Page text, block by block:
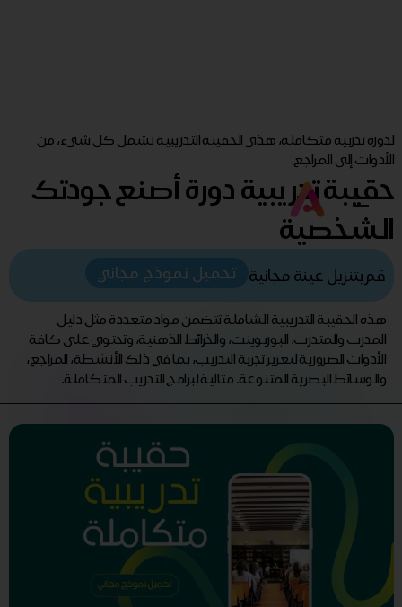
لدورة تدربية متكاملة، هذي الحقيبة التدريبية تشمل كل شيء، من
الأدوات إلى المراجع.
حقيبة تدريبية دورة أصنع جودتك
الشخصية
قم بتنزيل عينة مجانية تحميل نموذج مجاني
هذه الحقيبة التدريبية الشاملة تتضمن مواد متعددة مثل دليل
المدرب والمتدرب، البوربوينت، والخرائط الذهنية، وتحتوي على كافة
الأدوات الضرورية لتعزيز تجربة التدريب، بما في ذلك الأنشطة، المراجع،
والوسائط البصرية المتنوعة. مثالية لبرامج التدريب المتكاملة.